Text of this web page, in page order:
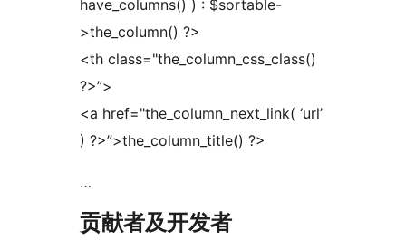
have_columns() ) : $sortable-
>the_column() ?>
<th class="the_column_css_class()
?>”>
<a href="the_column_next_link( ‘url’
) ?>”>the_column_title() ?>
…
贡献者及开发者